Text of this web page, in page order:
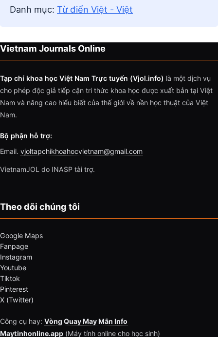
Danh mục: Từ điển Việt - Việt
Vietnam Journals Online
Tạp chí khoa học Việt Nam Trực tuyến (Vjol.info) là một dịch vụ
cho phép độc giả tiếp cận tri thức khoa học được xuất bản tại Việt
Nam và nâng cao hiểu biết của thế giới về nền học thuật của Việt
Nam.
Bộ phận hỗ trợ:
Email. vjoltapchikhoahocvietnam@gmail.com
VietnamJOL do INASP tài trợ.
Theo dõi chúng tôi
Google Maps
Fanpage
Instagram
Youtube
Tiktok
Pinterest
X (Twitter)
Công cụ hay: Vòng Quay May Mắn Info
Maytinhonline.app (Máy tính online cho học sinh)